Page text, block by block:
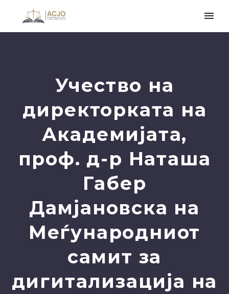
Учество на
директорката на
Академијата,
проф. д-р Наташа
Габер
Дамјановска на
Меѓународниот
самит за
дигитализација на